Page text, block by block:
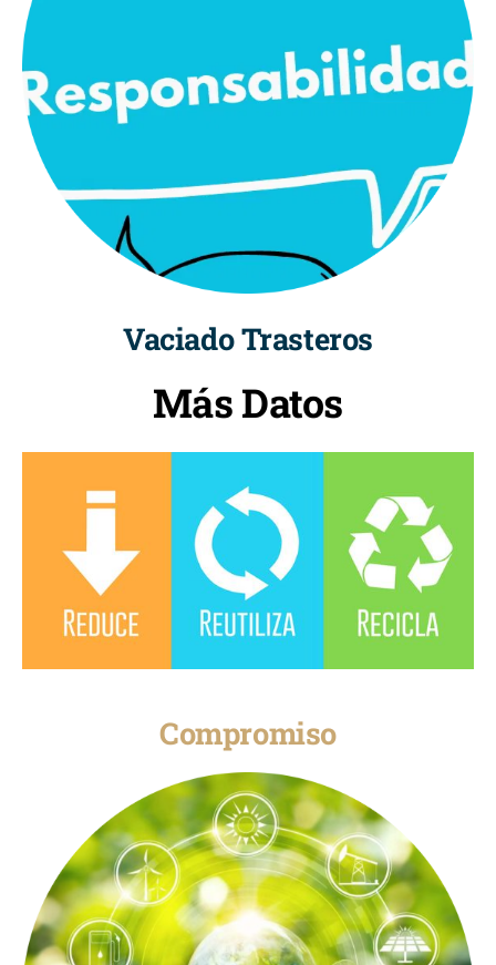
Vaciado Trasteros
Más Datos
Compromiso